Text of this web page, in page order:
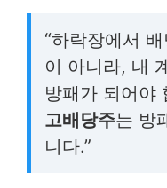
“하락장에서
이 아니라, 내
방패가 되어야
고배당주는 방
니다.”